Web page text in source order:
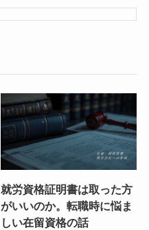
就労資格証明書は取った方
がいいのか。転職時に悩ま
しい在留資格の話